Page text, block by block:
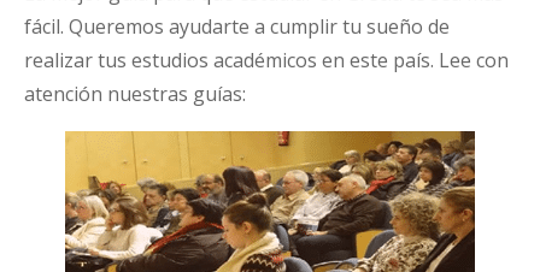
fácil. Queremos ayudarte a cumplir tu sueño de
realizar tus estudios académicos en este país. Lee con
atención nuestras guías: